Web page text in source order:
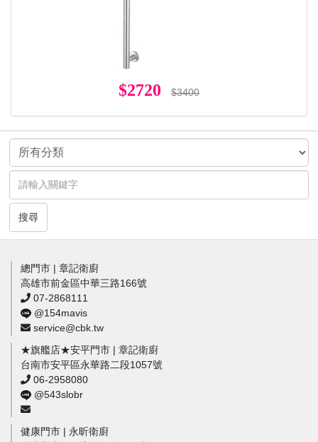
$2720 $3400
搜尋
總門市 | 章記衛廚
高雄市前金區中華三路166號
07-2868111
@154mavis
service@cbk.tw
★旗艦店★安平門市 | 章記衛廚
台南市安平區永華路二段1057號
06-2958080
@543slobr
健康門市 | 永昕衛廚